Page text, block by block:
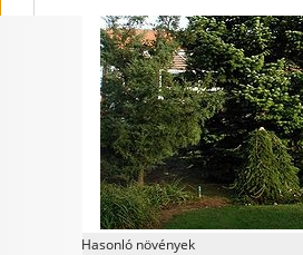
I want to allow Google to enable
related to security, including
functionality and fraud
user protection.
CONFIRM
Hasonló növények